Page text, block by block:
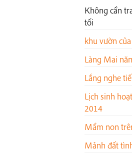
Không cần
tối
khu vườn
Làng Mai
Lắng nghe
Lịch sinh
2014
Mầm non
Mảnh đất